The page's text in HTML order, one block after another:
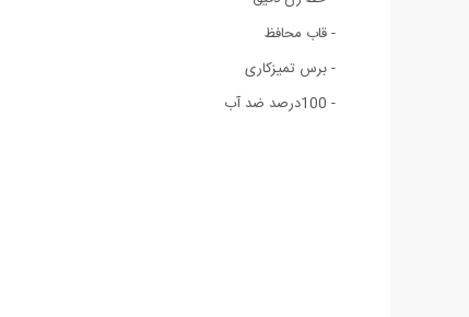
- قاب محافظ
- برس تمیزکاری
- 100درصد ضد آب